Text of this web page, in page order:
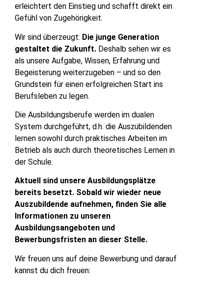
erleichtert den Einstieg und schafft direkt ein
Gefühl von Zugehörigkeit.
Wir sind überzeugt: Die junge Generation
gestaltet die Zukunft. Deshalb sehen wir es
als unsere Aufgabe, Wissen, Erfahrung und
Begeisterung weiterzugeben – und so den
Grundstein für einen erfolgreichen Start ins
Berufsleben zu legen.
Die Ausbildungsberufe werden im dualen
System durchgeführt, d.h. die Auszubildenden
lernen sowohl durch praktisches Arbeiten im
Betrieb als auch durch theoretisches Lernen in
der Schule.
Aktuell sind unsere Ausbildungsplätze
bereits besetzt. Sobald wir wieder neue
Auszubildende aufnehmen, finden Sie alle
Informationen zu unseren
Ausbildungsangeboten und
Bewerbungsfristen an dieser Stelle.
Wir freuen uns auf deine Bewerbung und darauf
kannst du dich freuen: